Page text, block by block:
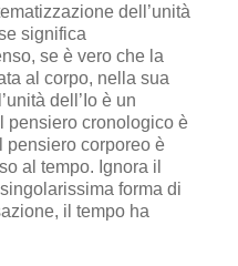
dell’unità
significa
se è vero che la
al corpo, nella sua
dell’Io è un
pensiero cronologico è
pensiero corporeo è
al tempo. Ignora il
forma di
il tempo ha